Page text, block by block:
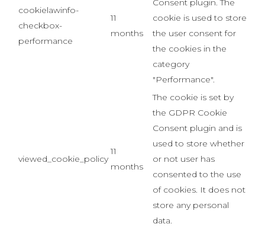
cookielawinfo-
checkbox-
performance
11
months
Consent plugin. The
cookie is used to store
the user consent for
the cookies in the
category
"Performance".
viewed_cookie_policy
11
months
The cookie is set by
the GDPR Cookie
Consent plugin and is
used to store whether
or not user has
consented to the use
of cookies. It does not
store any personal
data.